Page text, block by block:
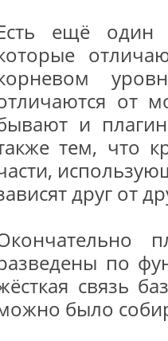
ещё один
от
и
тем, что
друг от
по
связь
было